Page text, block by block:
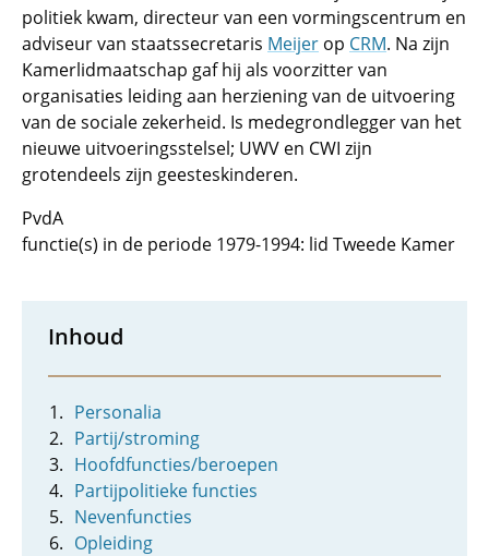
politiek kwam, directeur van een vormingscentrum en
adviseur van staatssecretaris Meijer op CRM. Na zijn
Kamerlidmaatschap gaf hij als voorzitter van
organisaties leiding aan herziening van de uitvoering
van de sociale zekerheid. Is medegrondlegger van het
nieuwe uitvoeringsstelsel; UWV en CWI zijn
grotendeels zijn geesteskinderen.
PvdA
functie(s) in de periode 1979-1994: lid Tweede Kamer
Inhoud
Personalia
Partij/stroming
Hoofdfuncties/beroepen
Partijpolitieke functies
Nevenfuncties
Opleiding